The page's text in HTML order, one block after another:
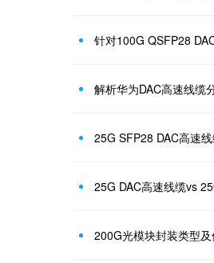
针对100G QSFP28
解析华为DAC高速线缆
25G SFP28 DAC高速
25G DAC高速线缆vs
200G光模块封装类型